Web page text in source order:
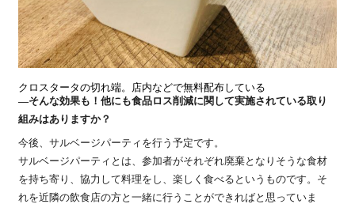
クロスタータの切れ端。店内などで無料配布している
―そんな効果も！他にも食品ロス削減に関して実施されている取り
組みはありますか？
今後、サルベージパーティを行う予定です。
サルベージパーティとは、参加者がそれぞれ廃棄となりそうな食材
を持ち寄り、協力して料理をし、楽しく食べるというものです。そ
れを近隣の飲食店の方と一緒に行うことができればと思っていま